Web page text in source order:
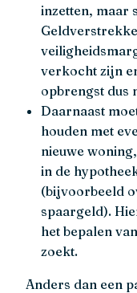
inzetten, maar
verkocht zijn
opbrengst dus
Daarnaast
houden met
nieuwe
in de
(bijvoorbeeld
spaargeld).
het bepalen
zoekt.
Anders dan een